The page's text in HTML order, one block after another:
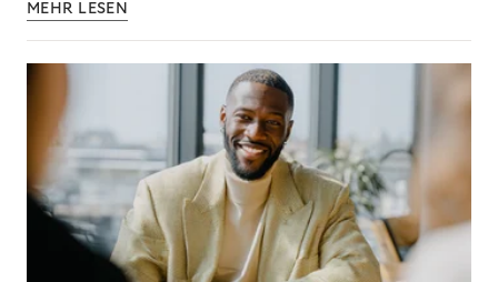
MEHR LESEN